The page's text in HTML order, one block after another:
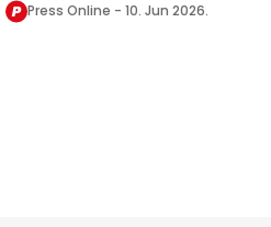
Press Online - 10. Jun 2026.